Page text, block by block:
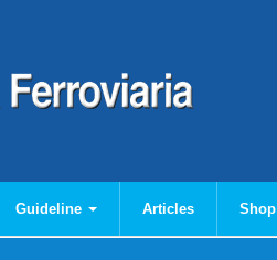
Guideline Articles Shop